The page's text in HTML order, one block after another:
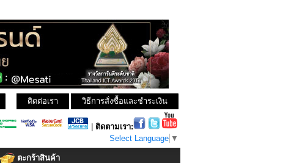
วิธีการสั่งซื้อและชำระเงิน
ติดต่อเรา
ติดตามเรา:
Select Language ▼
ตะกร้าสินค้า